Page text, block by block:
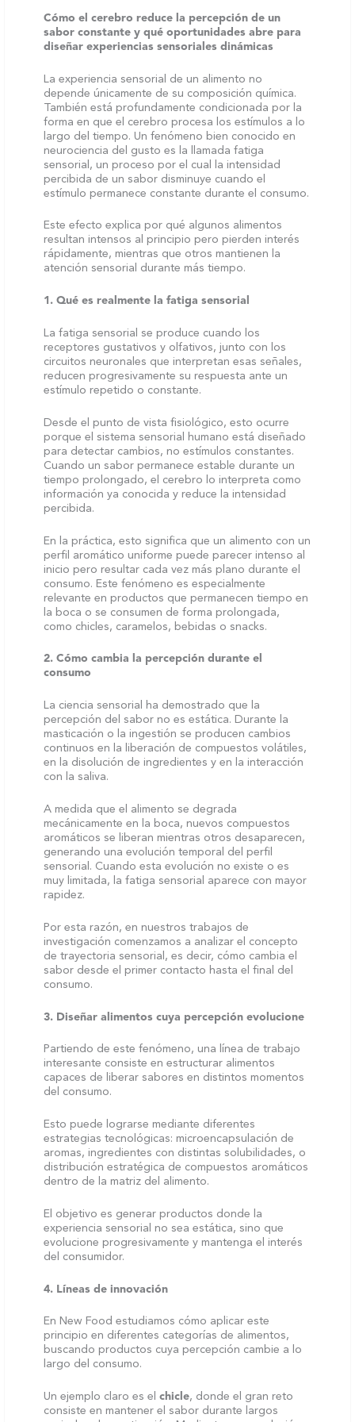
Cómo el cerebro reduce la percepción de un
sabor constante y qué oportunidades abre para
diseñar experiencias sensoriales dinámicas
La experiencia sensorial de un alimento no
depende únicamente de su composición química.
También está profundamente condicionada por la
forma en que el cerebro procesa los estímulos a lo
largo del tiempo. Un fenómeno bien conocido en
neurociencia del gusto es la llamada fatiga
sensorial, un proceso por el cual la intensidad
percibida de un sabor disminuye cuando el
estímulo permanece constante durante el consumo.
Este efecto explica por qué algunos alimentos
resultan intensos al principio pero pierden interés
rápidamente, mientras que otros mantienen la
atención sensorial durante más tiempo.
1. Qué es realmente la fatiga sensorial
La fatiga sensorial se produce cuando los
receptores gustativos y olfativos, junto con los
circuitos neuronales que interpretan esas señales,
reducen progresivamente su respuesta ante un
estímulo repetido o constante.
Desde el punto de vista fisiológico, esto ocurre
porque el sistema sensorial humano está diseñado
para detectar cambios, no estímulos constantes.
Cuando un sabor permanece estable durante un
tiempo prolongado, el cerebro lo interpreta como
información ya conocida y reduce la intensidad
percibida.
En la práctica, esto significa que un alimento con un
perfil aromático uniforme puede parecer intenso al
inicio pero resultar cada vez más plano durante el
consumo. Este fenómeno es especialmente
relevante en productos que permanecen tiempo en
la boca o se consumen de forma prolongada,
como chicles, caramelos, bebidas o snacks.
2. Cómo cambia la percepción durante el
consumo
La ciencia sensorial ha demostrado que la
percepción del sabor no es estática. Durante la
masticación o la ingestión se producen cambios
continuos en la liberación de compuestos volátiles,
en la disolución de ingredientes y en la interacción
con la saliva.
A medida que el alimento se degrada
mecánicamente en la boca, nuevos compuestos
aromáticos se liberan mientras otros desaparecen,
generando una evolución temporal del perfil
sensorial. Cuando esta evolución no existe o es
muy limitada, la fatiga sensorial aparece con mayor
rapidez.
Por esta razón, en nuestros trabajos de
investigación comenzamos a analizar el concepto
de trayectoria sensorial, es decir, cómo cambia el
sabor desde el primer contacto hasta el final del
consumo.
3. Diseñar alimentos cuya percepción evolucione
Partiendo de este fenómeno, una línea de trabajo
interesante consiste en estructurar alimentos
capaces de liberar sabores en distintos momentos
del consumo.
Esto puede lograrse mediante diferentes
estrategias tecnológicas: microencapsulación de
aromas, ingredientes con distintas solubilidades, o
distribución estratégica de compuestos aromáticos
dentro de la matriz del alimento.
El objetivo es generar productos donde la
experiencia sensorial no sea estática, sino que
evolucione progresivamente y mantenga el interés
del consumidor.
4. Líneas de innovación
En New Food estudiamos cómo aplicar este
principio en diferentes categorías de alimentos,
buscando productos cuya percepción cambie a lo
largo del consumo.
Un ejemplo claro es elchicle, donde el gran reto
consiste en mantener el sabor durante largos